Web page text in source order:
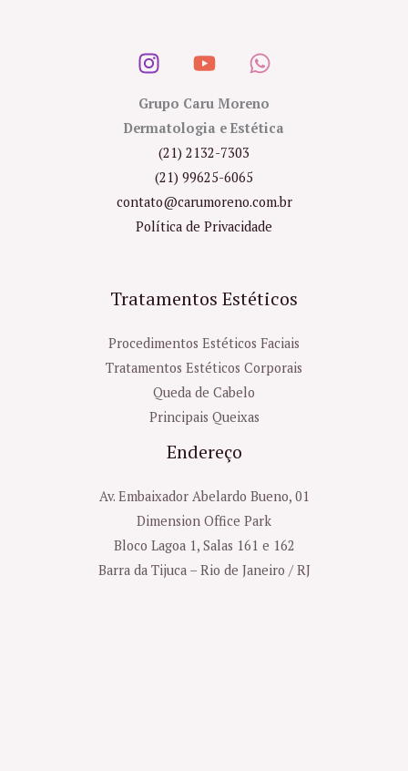
Grupo Caru Moreno
Dermatologia e Estética
(21) 2132-7303
(21) 99625-6065
contato@carumoreno.com.br
Política de Privacidade
Tratamentos Estéticos
Procedimentos Estéticos Faciais
Tratamentos Estéticos Corporais
Queda de Cabelo
Principais Queixas
Endereço
Av. Embaixador Abelardo Bueno, 01
Dimension Office Park
Bloco Lagoa 1, Salas 161 e 162
Barra da Tijuca – Rio de Janeiro / RJ